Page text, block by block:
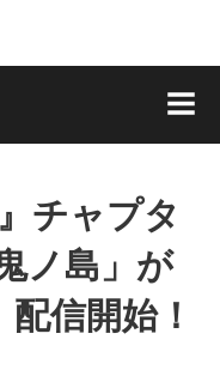
チャプタ
ノ島」が
信開始！